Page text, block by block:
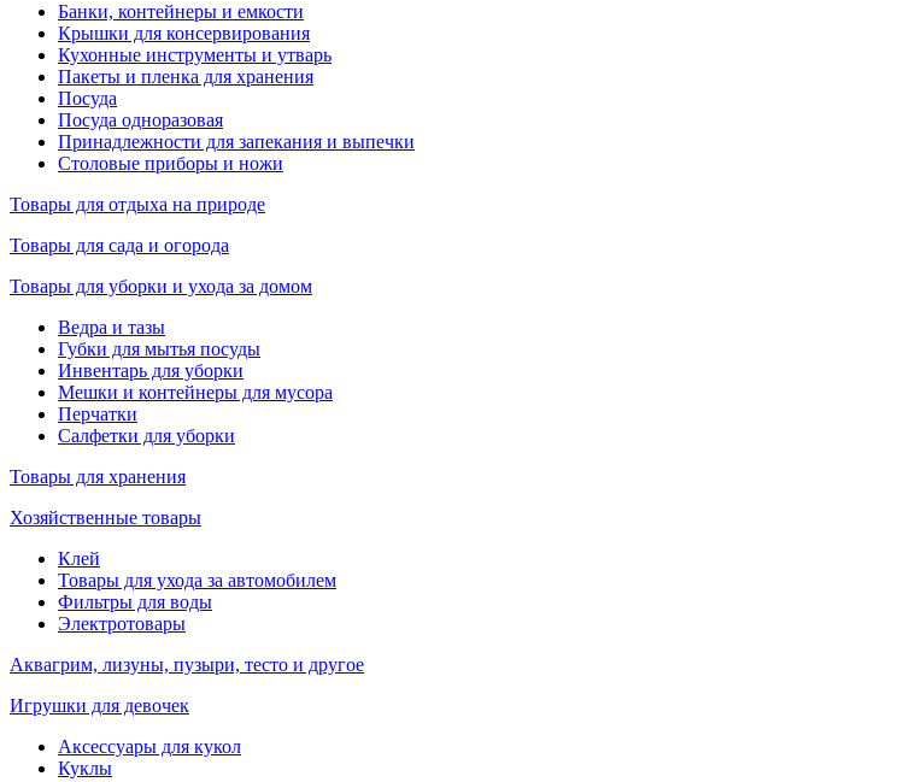
Банки, контейнеры и емкости
Крышки для консервирования
Кухонные инструменты и утварь
Пакеты и пленка для хранения
Посуда
Посуда одноразовая
Принадлежности для запекания и выпечки
Столовые приборы и ножи
Товары для отдыха на природе
Товары для сада и огорода
Товары для уборки и ухода за домом
Ведра и тазы
Губки для мытья посуды
Инвентарь для уборки
Мешки и контейнеры для мусора
Перчатки
Салфетки для уборки
Товары для хранения
Хозяйственные товары
Клей
Товары для ухода за автомобилем
Фильтры для воды
Электротовары
Аквагрим, лизуны, пузыри, тесто и другое
Игрушки для девочек
Аксессуары для кукол
Куклы